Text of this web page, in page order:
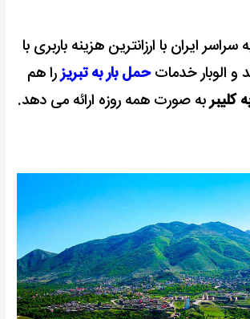
ایران با ارزانترین هزینه باربری با
و الوبار خدماتحمل بار به تبریزرا هم
کلیبربه صورت همه روزه ارائه می دهد.